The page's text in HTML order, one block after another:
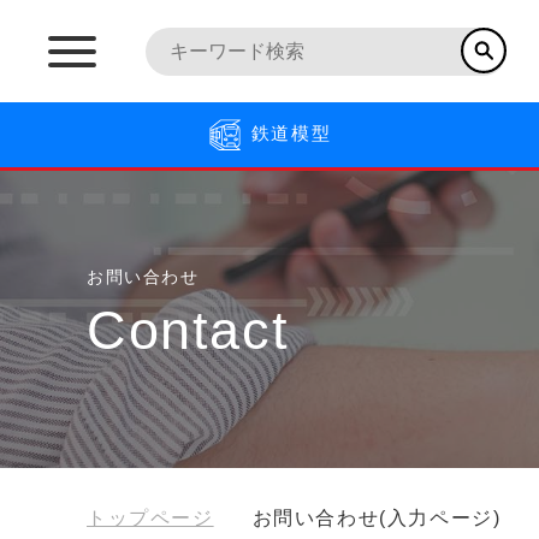
鉄道模型
お問い合わせ
Contact
トップページ お問い合わせ(入力ページ)